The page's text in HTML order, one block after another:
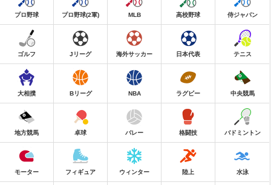
プロ野球 プロ野球(2軍) MLB 高校野球 侍ジャパン
ゴルフ Jリーグ 海外サッカー 日本代表 テニス
大相撲 Bリーグ NBA ラグビー 中央競馬
地方競馬 卓球 バレー 格闘技 バドミントン
モーター フィギュア ウィンター 陸上 水泳